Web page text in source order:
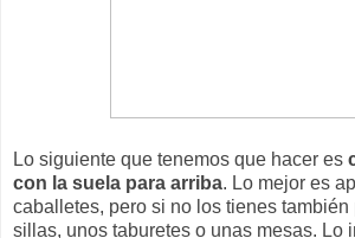
Lo siguiente que tenemos que hacer es
con la suela para arriba. Lo mejor es
caballetes, pero si no los tienes
sillas, unos taburetes o unas mesas. Lo